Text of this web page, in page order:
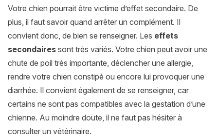
Votre chien pourrait être victime d’effet secondaire. De
plus, il faut savoir quand arrêter un complément. Il
convient donc, de bien se renseigner. Les effets
secondaires sont très variés. Votre chien peut avoir une
chute de poil très importante, déclencher une allergie,
rendre votre chien constipé ou encore lui provoquer une
diarrhée. Il convient également de se renseigner, car
certains ne sont pas compatibles avec la gestation d’une
chienne. Au moindre doute, il ne faut pas hésiter à
consulter un vétérinaire.